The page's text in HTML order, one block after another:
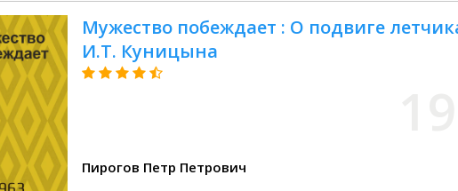
Мужество побеждает : О подвиге
И.Т. Куницына
Пирогов Петр Петрович